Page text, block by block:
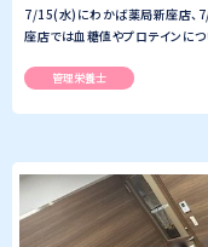
7/15(水)にわかば薬局新座店、
座店では血糖値やプロテインに
管理栄養士